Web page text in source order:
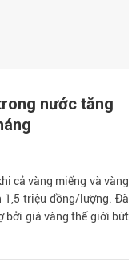
nước tăng
cả vàng miếng và vàng
1,5 triệu đồng/lượng. Đà
bởi giá vàng thế giới bứt